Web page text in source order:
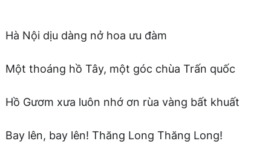
Hà Nội dịu dàng nở hoa ưu đàm
Một thoáng hồ Tây, một góc chùa Trấn quốc
Hồ Gươm xưa luôn nhớ ơn rùa vàng bất khuất
Bay lên, bay lên! Thăng Long Thăng Long!